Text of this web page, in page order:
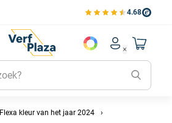
4.68
Bekijk de verfplaza
Account
Mijn
Mijn
Mijn
Naar
Flexa kleur van het jaar 2024